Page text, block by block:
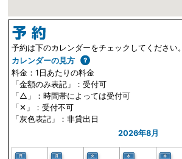
予約は下のカレンダーをチェックしてください。
カレンダーの見方
料金：1日あたりの料金
「金額のみ表記」：受付可
「△」：時間帯によっては受付可
「✕」：受付不可
「灰色表記」：非貸出日
2026年8月
日 月 火 水 木